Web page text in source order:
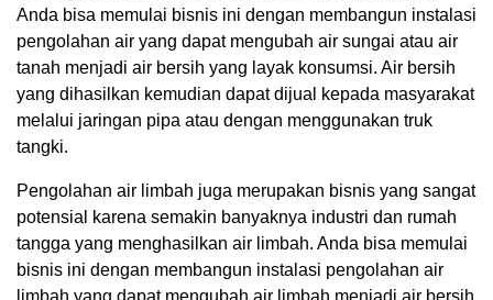
Anda bisa memulai bisnis ini dengan membangun instalasi
pengolahan air yang dapat mengubah air sungai atau air
tanah menjadi air bersih yang layak konsumsi. Air bersih
yang dihasilkan kemudian dapat dijual kepada masyarakat
melalui jaringan pipa atau dengan menggunakan truk
tangki.
Pengolahan air limbah juga merupakan bisnis yang sangat
potensial karena semakin banyaknya industri dan rumah
tangga yang menghasilkan air limbah. Anda bisa memulai
bisnis ini dengan membangun instalasi pengolahan air